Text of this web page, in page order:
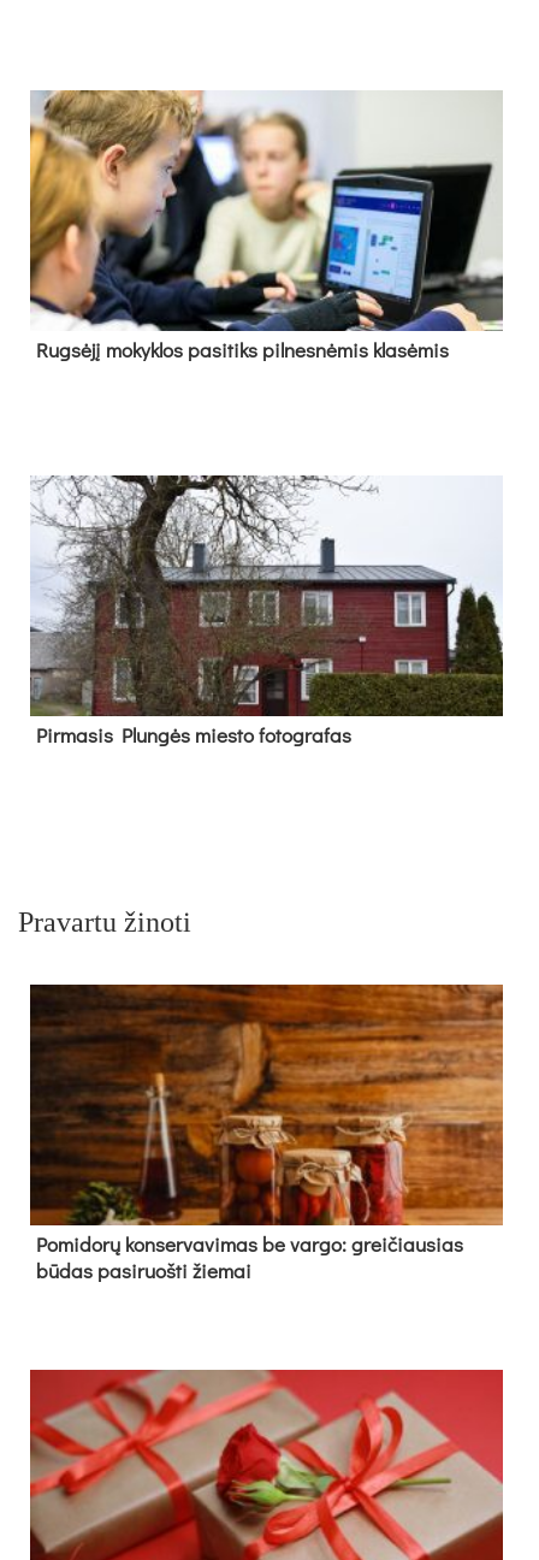
Rug­sė­jį mo­kyk­los pa­si­tiks pil­nes­nė­mis kla­sė­mis
Pir­ma­sis Plun­gės mies­to fo­tog­ra­fas
Pravartu žinoti
Pomidorų konservavimas be vargo: greičiausias
būdas pasiruošti žiemai